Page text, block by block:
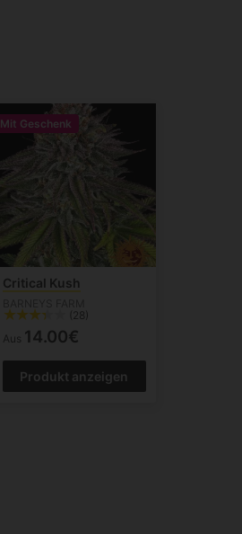
Mit Geschenk
Critical Kush
(28)
Aus 14.00€
Produkt anzeigen